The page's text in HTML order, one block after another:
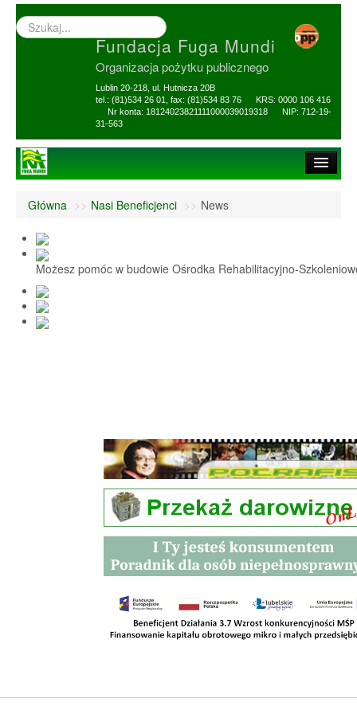
Wyszukiwarka
–
Fundacja Fuga Mundi
Organizacja pożytku publicznego
Lublin 20-218, ul. Hutnicza 20B
tel.: (81)534 26 01, fax: (81)534 83 76 KRS: 0000 106 416
Nr konta: 18124023821111000039019318 NIP: 712-19-
31-563
1,5% i darowizny
Nasi Beneficjenci
Ośrodek Reh-Szkol
Sprawozdania
Główna >> Nasi Beneficjenci >> News
Możesz pomóc w budowie Ośrodka Rehabilitacyjno-